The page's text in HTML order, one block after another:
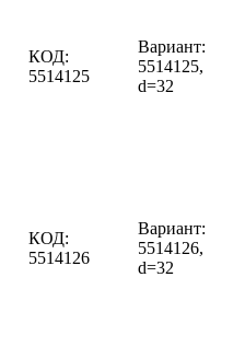
КОД:
5514125
Вариант:
5514125,
d=32
КОД:
5514126
Вариант:
5514126,
d=32